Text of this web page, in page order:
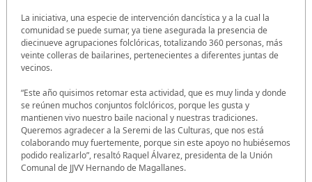
La iniciativa, una especie de intervención dancística y a la cual la
comunidad se puede sumar, ya tiene asegurada la presencia de
diecinueve agrupaciones folclóricas, totalizando 360 personas, más
veinte colleras de bailarines, pertenecientes a diferentes juntas de
vecinos.
“Este año quisimos retomar esta actividad, que es muy linda y donde
se reúnen muchos conjuntos folclóricos, porque les gusta y
mantienen vivo nuestro baile nacional y nuestras tradiciones.
Queremos agradecer a la Seremi de las Culturas, que nos está
colaborando muy fuertemente, porque sin este apoyo no hubiésemos
podido realizarlo”, resaltó Raquel Álvarez, presidenta de la Unión
Comunal de JJVV Hernando de Magallanes.